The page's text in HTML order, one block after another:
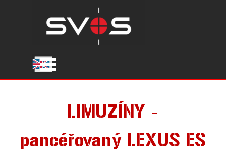
Přeskočit menu
LIMUZÍNY -
pancéřovaný LEXUS ES